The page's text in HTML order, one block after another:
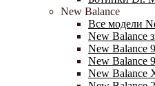
New Balance
Все модели
New Balance
New Balance
New Balance
New Balance